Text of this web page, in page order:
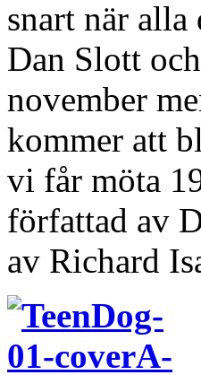
snart när alla
Dan Slott
november
kommer att
vi får möta
författad av
av Richard